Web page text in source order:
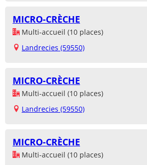
MICRO-CRÈCHE
Multi-accueil (10 places)
Landrecies (59550)
MICRO-CRÈCHE
Multi-accueil (10 places)
Landrecies (59550)
MICRO-CRÈCHE
Multi-accueil (10 places)